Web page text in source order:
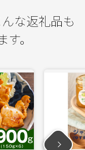
な返礼品も
。